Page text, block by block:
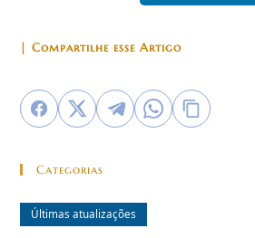
| Compartilhe esse Artigo
Categorias
Últimas atualizações